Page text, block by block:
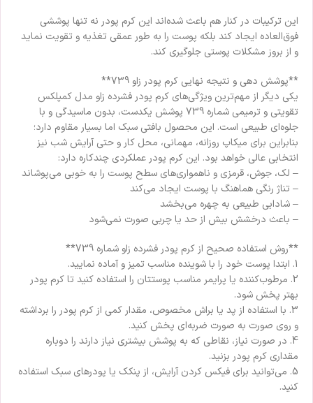
این ترکیبات در کنار هم باعث شده‌اند این کرم پودر نه تنها پوششی
فوق‌العاده ایجاد کند بلکه پوست را به طور عمقی تغذیه و تقویت نماید
و از بروز مشکلات پوستی جلوگیری کند.
**پوشش دهی و نتیجه نهایی کرم پودر زاو 739**
یکی دیگر از مهم‌ترین ویژگی‌های کرم پودر فشرده زاو مدل کمپلکس
تقویتی و ترمیمی شماره 739 پوشش یکدست، بدون ماسیدگی و با
جلوه‌ای طبیعی است. این محصول بافتی سبک اما بسیار مقاوم دارد؛
بنابراین برای میکاپ روزانه، مهمانی، محل کار و حتی آرایش شب نیز
انتخابی عالی خواهد بود. این کرم پودر عملکردی چندکاره دارد:
– لک، جوش، قرمزی و ناهمواری‌های سطح پوست را به خوبی می‌پوشاند
– تناژ رنگی هماهنگ با پوست ایجاد می‌کند
– شادابی طبیعی به چهره می‌بخشد
– باعث درخشش بیش از حد یا چربی صورت نمی‌شود
**روش استفاده صحیح از کرم پودر فشرده زاو شماره 739**
1. ابتدا پوست خود را با شوینده مناسب تمیز و آماده نمایید.
2. مرطوب‌کننده یا پرایمر مناسب پوستتان را استفاده کنید تا کرم پودر
بهتر پخش شود.
3. با استفاده از پد یا براش مخصوص، مقدار کمی از کرم پودر را برداشته
و روی صورت به صورت ضربه‌ای پخش کنید.
4. در صورت نیاز، نقاطی که به پوشش بیشتری نیاز دارند را دوباره
مقداری کرم پودر بزنید.
5. می‌توانید برای فیکس کردن آرایش، از پنکک یا پودرهای سبک استفاده
کنید.